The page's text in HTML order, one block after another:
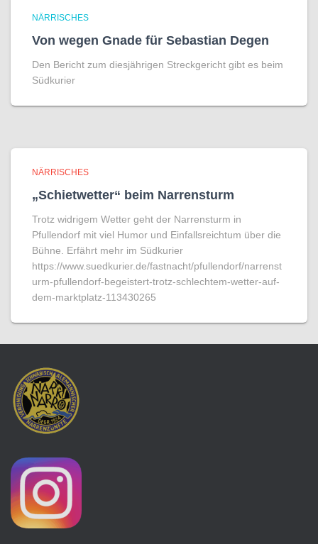
NÄRRISCHES
Von wegen Gnade für Sebastian Degen
Den Bericht zum diesjährigen Streckgericht gibt es beim
Südkurier
NÄRRISCHES
„Schietwetter“ beim Narrensturm
Trotz widrigem Wetter geht der Narrensturm in
Pfullendorf mit viel Humor und Einfallsreichtum über die
Bühne. Erfährt mehr im Südkurier
https://www.suedkurier.de/fastnacht/pfullendorf/narrenst
urm-pfullendorf-begeistert-trotz-schlechtem-wetter-auf-
dem-marktplatz-113430265